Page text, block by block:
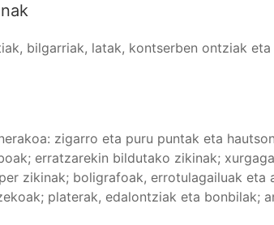
bilgarriak, latak, kontserben ontziak eta
zigarro eta puru puntak eta
erratzarekin bildutako zikinak;
zikinak; boligrafoak, errotulagailuak eta
platerak, edalontziak eta bonbilak;